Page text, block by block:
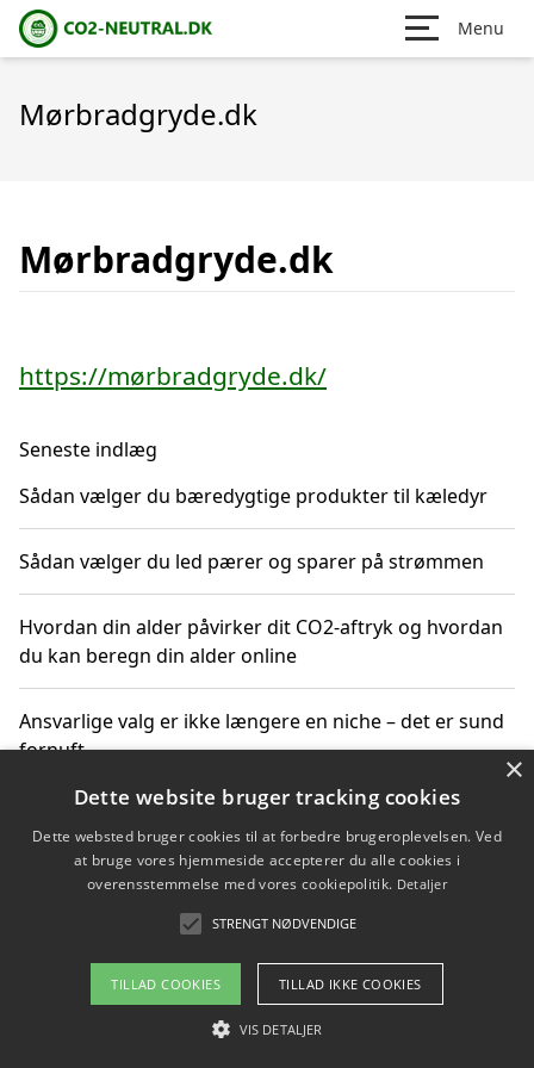
Menu
Mørbradgryde.dk
Mørbradgryde.dk
https://mørbradgryde.dk/
Seneste indlæg
Sådan vælger du bæredygtige produkter til kæledyr
Sådan vælger du led pærer og sparer på strømmen
Hvordan din alder påvirker dit CO2-aftryk og hvordan
du kan beregn din alder online
Ansvarlige valg er ikke længere en niche – det er sund
fornuft
Sådan kan du handle bæredygtigt og bestil med
faktura
Om / kontakt
Blog Betingelser
×
Dette website bruger tracking cookies
Dette websted bruger cookies til at forbedre brugeroplevelsen. Ved
at bruge vores hjemmeside accepterer du alle cookies i
overensstemmelse med vores cookiepolitik. Detaljer
STRENGT NØDVENDIGE
TILLAD COOKIES TILLAD IKKE COOKIES
VIS DETALJER